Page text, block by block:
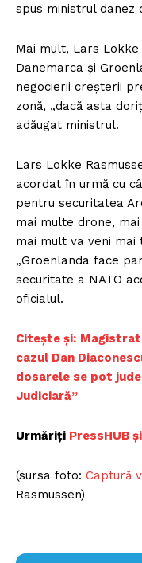
spus ministrul danez
Mai mult, Lars
Danemarca și
negocierii creșterii
zonă, „dacă asta
adăugat ministrul.
Lars Lokke
acordat în urmă cu
pentru securitatea
mai multe drone,
mai mult va veni mai
„Groenlanda face
securitate a NATO
oficialul.
Citește și:
cazul Dan
dosarele se pot
Judiciară”
Urmăriți PressHUB
(sursa foto: Captură
Rasmussen)